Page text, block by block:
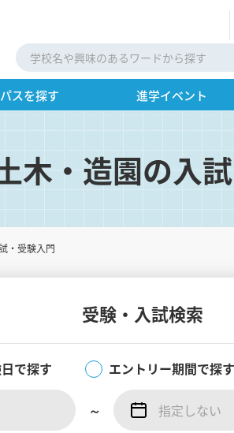
スを探す 進学イベント
木・造園の入
・受験入門
受験・入試検索
で探す エントリー期間で探す
～